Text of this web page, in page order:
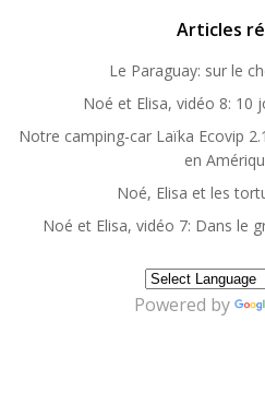
Articles
Le Paraguay: sur le
Noé et Elisa, vidéo 8: 10
Notre camping-car Laïka Ecovip
en
Noé, Elisa et les
Noé et Elisa, vidéo 7: Dans le
Powered by